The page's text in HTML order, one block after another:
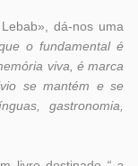
dá-nos uma
o fundamental é
viva, é marca
se mantém e se
gastronomia,